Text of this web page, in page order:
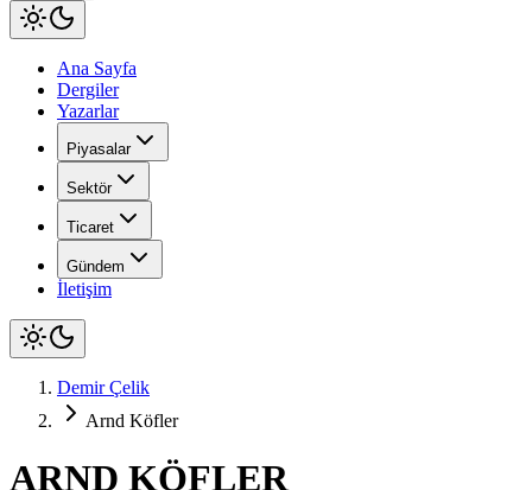
Ana Sayfa
Dergiler
Yazarlar
Piyasalar
Sektör
Ticaret
Gündem
İletişim
Demir Çelik
Arnd Köfler
ARND KÖFLER